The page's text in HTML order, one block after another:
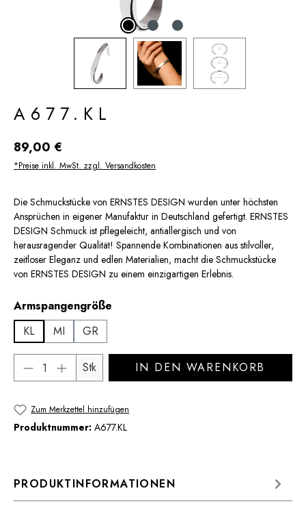
A677.KL
Regulärer Preis:
89,00 €
*Preise inkl. MwSt. zzgl. Versandkosten
Die Schmuckstücke von ERNSTES DESIGN wurden unter höchsten
Ansprüchen in eigener Manufaktur in Deutschland gefertigt. ERNSTES
DESIGN Schmuck ist pflegeleicht, antiallergisch und von
herausragender Qualität! Spannende Kombinationen aus stilvoller,
zeitloser Eleganz und edlen Materialien, macht die Schmuckstücke
von ERNSTES DESIGN zu einem einzigartigen Erlebnis.
Armspangengröße
KL
MI GR
Produkt Anzahl: Gib den gewünschten
Stk IN DEN WARENKORB
Zum Merkzettel hinzufügen
Produktnummer: A677.KL
PRODUKTINFORMATIONEN